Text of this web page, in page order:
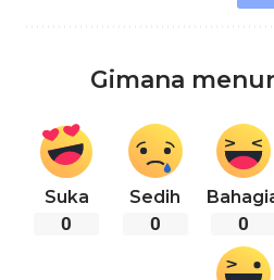
Gimana
Suka
0
Sedih
0 0